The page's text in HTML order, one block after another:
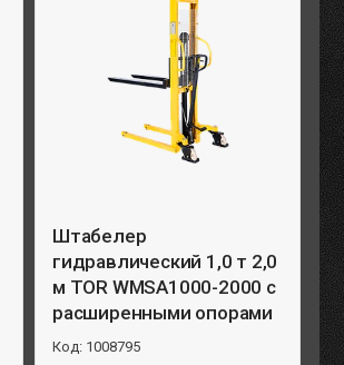
Штабелер
гидравлический 1,0 т 2,0
м TOR WMSA1000-2000 с
расширенными опорами
1008795